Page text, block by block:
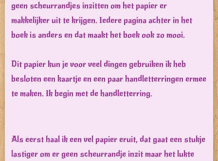
geen scheurrandjes inzitten om het papier er
makkelijker uit te krijgen. Iedere pagina achter in het
boek is anders en dat maakt het boek ook zo mooi.
Dit papier kun je voor veel dingen gebruiken ik heb
besloten een kaartje en een paar handletterringen ermee
te maken. Ik begin met de handletterring.
Als eerst haal ik een vel papier eruit, dat gaat een stukje
lastiger om er geen scheurrandje inzit maar het lukte